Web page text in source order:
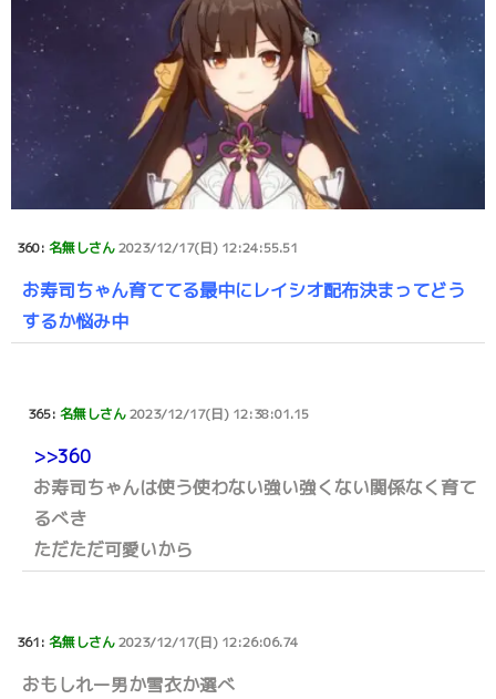
360: 名無しさん2023/12/17(日) 12:24:55.51
お寿司ちゃん育ててる最中にレイシオ配布決まってどう
するか悩み中
365: 名無しさん2023/12/17(日) 12:38:01.15
>>360
お寿司ちゃんは使う使わない強い強くない関係なく育て
るべき
ただただ可愛いから
361: 名無しさん2023/12/17(日) 12:26:06.74
おもしれー男か雪衣か選べ